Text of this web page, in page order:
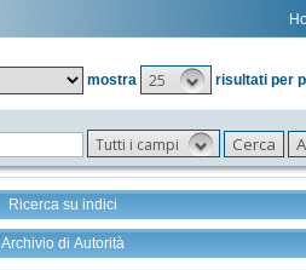
mostra
25 risultati per
Tutti i campi
Ricerca su indici
Archivio di Autorità
Tutto +